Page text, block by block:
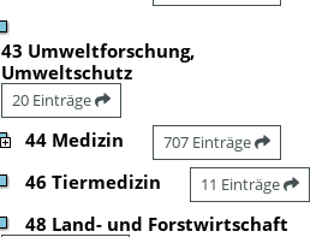
43 Umweltforschung,
Umweltschutz
20 Einträge
44 Medizin 707 Einträge
46 Tiermedizin 11 Einträge
48 Land- und Forstwirtschaft